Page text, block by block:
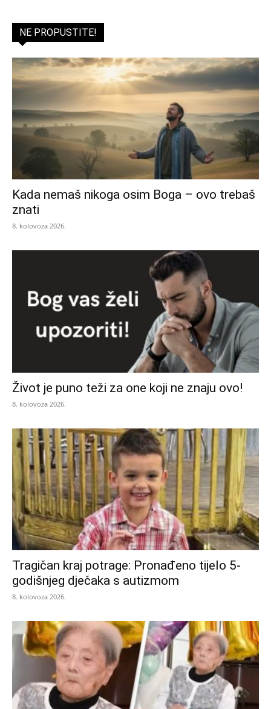
NE PROPUSTITE!
Kada nemaš nikoga osim Boga – ovo trebaš
znati
8. kolovoza 2026.
Život je puno teži za one koji ne znaju ovo!
8. kolovoza 2026.
Tragičan kraj potrage: Pronađeno tijelo 5-
godišnjeg dječaka s autizmom
8. kolovoza 2026.